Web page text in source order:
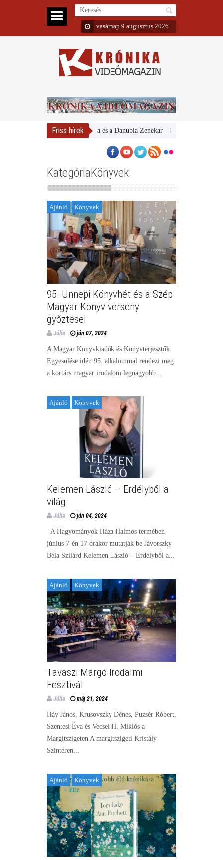
vasárnap 9 augusztus 2026
Friss hírek
Magyar Nemzeti Galéria és a Danubia Zenekar Bemutatta 2024/25-
KategóriaKönyvek
Ajánló Könyvek
95. Ünnepi Könyvhét és a Szép
Magyar Könyv verseny
győztesei
Júlia jún 07, 2024
A Magyar Könyvkiadók és Könyvterjesztők
Egyesülése idén 95. alkalommal rendezi meg
a kortárs magyar irodalom legnagyobb...
Ajánló Könyvek
Kelemen László – Erdélyből a
világ
Júlia jún 04, 2024
A Hagyományok Háza Halmos termében
június 7-én 17 órakor mutatják be Jávorszky
Béla Szilárd Kelemen László – Erdélyből a...
Ajánló Könyvek
Tavaszi Margó Irodalmi
Fesztivál
Júlia máj 21, 2024
Háy János, Krusovszky Dénes, Puzsér Róbert,
Szentesi Éva és Vecsei H. Miklós a
Margitszigeten A margitszigeti Kristály
Színtéren...
Ajánló Könyvek